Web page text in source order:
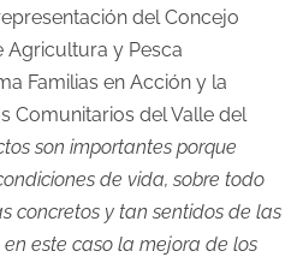
del Concejo
Agricultura y Pesca
Familias en Acción y la
Comunitarios del Valle del
son importantes porque
de vida, sobre todo
concretos y tan sentidos de las
este caso la mejora de los